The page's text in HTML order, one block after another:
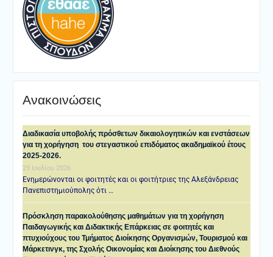
Ανακοινώσεις
Διαδικασία υποβολής πρόσθετων δικαιολογητικών και ενστάσεων
για τη χορήγηση του στεγαστικού επιδόματος ακαδημαϊκού έτους
2025-2026.
23 Ιουλίου 2026
Ενημερώνονται οι φοιτητές και οι φοιτήτριες της Αλεξάνδρειας
Πανεπιστημιούπολης ότι …
Πρόσκληση παρακολούθησης μαθημάτων για τη χορήγηση
Παιδαγωγικής και Διδακτικής Επάρκειας σε φοιτητές και
πτυχιούχους του Τμήματος Διοίκησης Οργανισμών, Τουρισμού και
Μάρκετινγκ, της Σχολής Οικονομίας και Διοίκησης του Διεθνούς